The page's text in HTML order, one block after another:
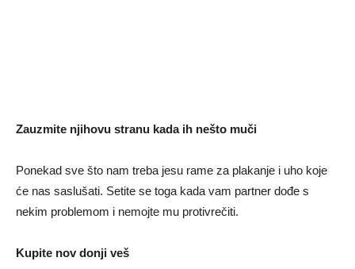
Zauzmite njihovu stranu kada ih nešto muči
Ponekad sve što nam treba jesu rame za plakanje i uho koje
će nas saslušati. Setite se toga kada vam partner dođe s
nekim problemom i nemojte mu protivrečiti.
Kupite nov donji veš